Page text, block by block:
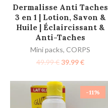
AJOUTER AU PANIER
Dermalisse Anti Taches
3 en 1 | Lotion, Savon &
Huile | Éclaircissant &
Anti-Taches
Mini packs, CORPS
49.99€39.99€
-11%